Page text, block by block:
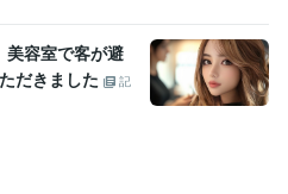
容室で客が避
だきました
記